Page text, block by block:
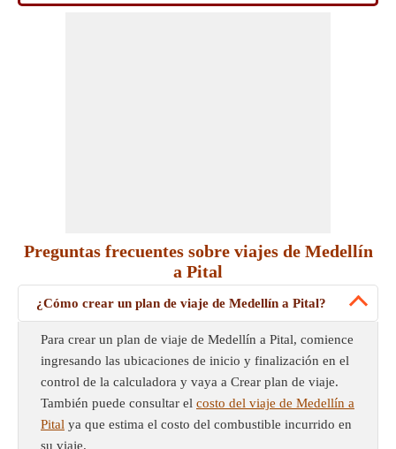
Preguntas frecuentes sobre viajes de Medellín
a Pital
¿Cómo crear un plan de viaje de Medellín a Pital?
Para crear un plan de viaje de Medellín a Pital, comience
ingresando las ubicaciones de inicio y finalización en el
control de la calculadora y vaya a Crear plan de viaje.
También puede consultar el costo del viaje de Medellín a
Pital ya que estima el costo del combustible incurrido en
su viaje.